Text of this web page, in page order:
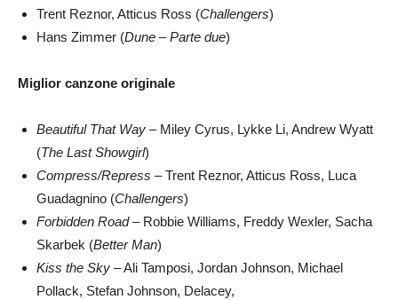
Trent Reznor, Atticus Ross (Challengers)
Hans Zimmer (Dune – Parte due)
Miglior canzone originale
Beautiful That Way – Miley Cyrus, Lykke Li, Andrew Wyatt
(The Last Showgirl)
Compress/Repress – Trent Reznor, Atticus Ross, Luca
Guadagnino (Challengers)
Forbidden Road– Robbie Williams, Freddy Wexler, Sacha
Skarbek (Better Man)
Kiss the Sky – Ali Tamposi, Jordan Johnson, Michael
Pollack, Stefan Johnson, Delacey,